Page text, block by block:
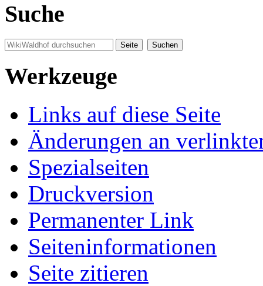
Suche
Werkzeuge
Links auf diese Seite
Änderungen an
Spezialseiten
Druckversion
Permanenter Link
Seiten­informationen
Seite zitieren